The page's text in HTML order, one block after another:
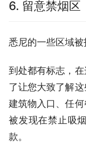
6. 留意禁烟区
悉尼的一些区域被
到处都有标志，
了让您大致了解
建筑物入口、任
被发现在禁止吸
款。